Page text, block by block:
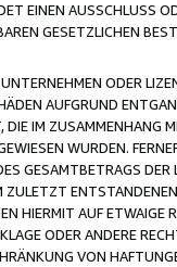
EINEN AUSSCHLUSS
GESETZLICHEN
ODER
AUFGRUND
IM ZUSAMMENHANG
WURDEN.
GESAMTBETRAGS
HIERMIT AUF
ODER ANDERE
VON